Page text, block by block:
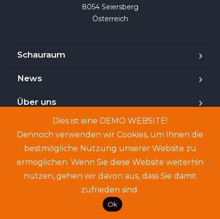
8054 Seiersberg
Österreich
Schauraum
News
Über uns
Copyright © 2024. Demo-Website. Genannte Personen
und Angebote sind frei erfunden.
Dies ist eine DEMO WEBSITE!
Dennoch verwenden wir Cookies, um Ihnen die
bestmögliche Nutzung unserer Website zu
ermöglichen. Wenn Sie diese Website weiterhin
nutzen, gehen wir davon aus, dass Sie damit
zufrieden sind.
Ok